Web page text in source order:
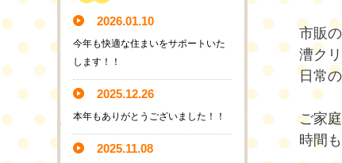
市販
漕ク
日常
ご家
時間
2026.01.10
今年も快適な住まいをサポートいた
します！！
2025.12.26
本年もありがとうございました！！
2025.11.08